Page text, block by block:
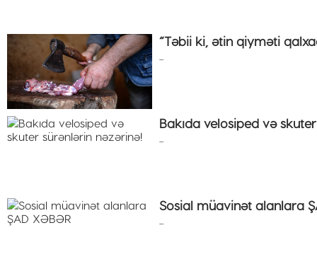
“Təbii ki, ətin qiyməti
Bakıda velosiped və
Sosial müavinət alanlara